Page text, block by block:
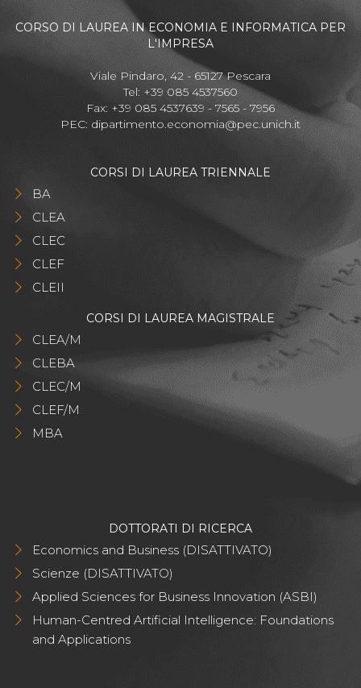
CORSO DI LAUREA IN ECONOMIA E INFORMATICA PER
L'IMPRESA
Viale Pindaro, 42 - 65127 Pescara
Tel: +39 085 4537560
Fax: +39 085 4537639 - 7565 - 7956
PEC: dipartimento.economia@pec.unich.it
CORSI DI LAUREA TRIENNALE
BA
CLEA
CLEC
CLEF
CLEII
CORSI DI LAUREA MAGISTRALE
CLEA/M
CLEBA
CLEC/M
CLEF/M
MBA
DOTTORATI DI RICERCA
Economics and Business (DISATTIVATO)
Scienze (DISATTIVATO)
Applied Sciences for Business Innovation (ASBI)
Human-Centred Artificial Intelligence: Foundations
and Applications